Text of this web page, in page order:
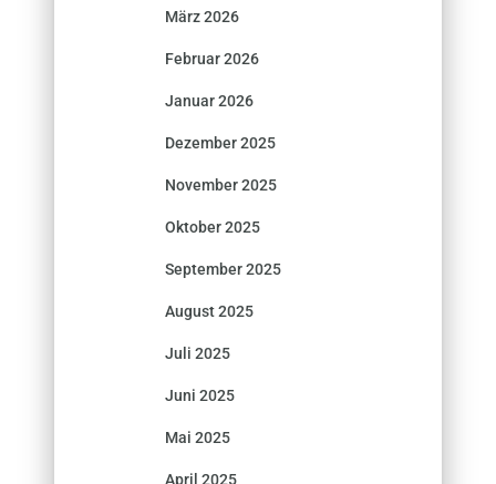
März 2026
Februar 2026
Januar 2026
Dezember 2025
November 2025
Oktober 2025
September 2025
August 2025
Juli 2025
Juni 2025
Mai 2025
April 2025